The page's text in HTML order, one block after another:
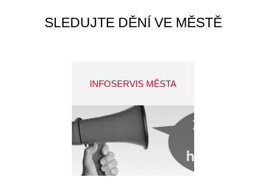
SLEDUJTE DĚNÍ VE MĚSTĚ
INFOSERVIS MĚSTA